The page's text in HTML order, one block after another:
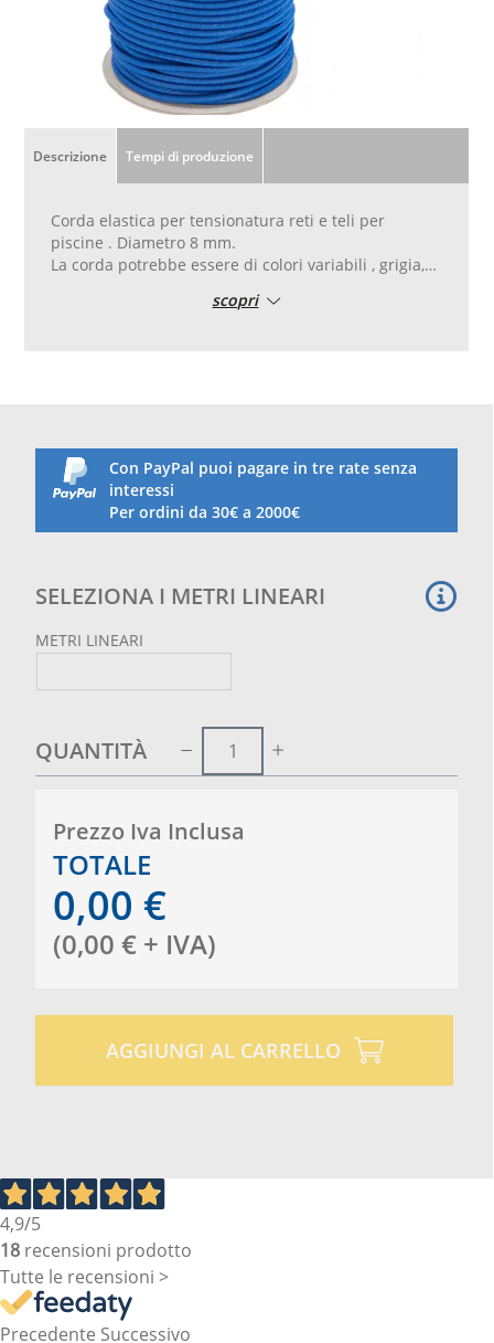
Descrizione Tempi di produzione
Corda elastica per tensionatura reti e teli per
piscine . Diametro 8 mm.
La corda potrebbe essere di colori variabili , grigia,
scopri
Con PayPal puoi pagare in tre rate senza
interessi
Per ordini da 30€ a 2000€
SELEZIONA I METRI LINEARI
METRI LINEARI
QUANTITÀ
Prezzo Iva Inclusa
TOTALE
0,00 €
(0,00 € + IVA)
AGGIUNGI AL CARRELLO
4,9/5
18 recensioni prodotto
Tutte le recensioni >
Precedente Successivo